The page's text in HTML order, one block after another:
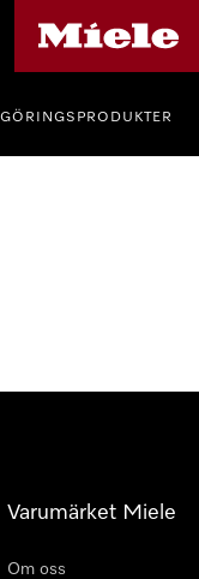
Varumärket Miele
Om oss